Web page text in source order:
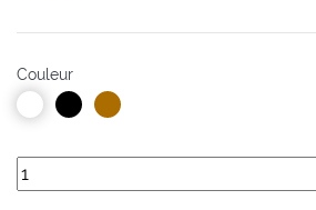
Couleur